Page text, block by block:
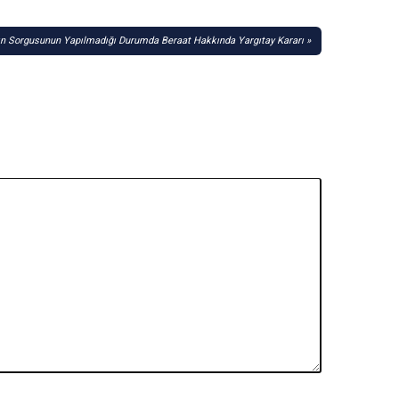
Sorgusunun Yapılmadığı Durumda Beraat Hakkında Yargıtay Kararı